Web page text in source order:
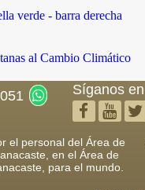
Síganos
el personal del Área de
en el Área de
para el mundo.